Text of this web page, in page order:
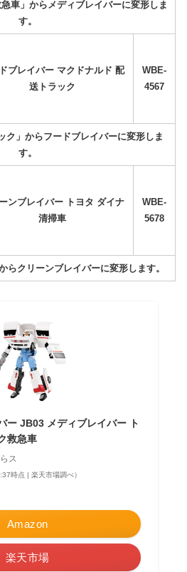
車」からメディブレイバーに変形しま
す。
ブレイバー マクドナルド 配
送トラック
WBE-
4567
ク」からフードブレイバーに変形しま
す。
ンブレイバー トヨタ ダイナ
清掃車
WBE-
5678
らクリーンブレイバーに変形します。
ー JB03 メディブレイバー ト
救急車
ス
時点 | 楽天市場調べ）
Amazon
楽天市場